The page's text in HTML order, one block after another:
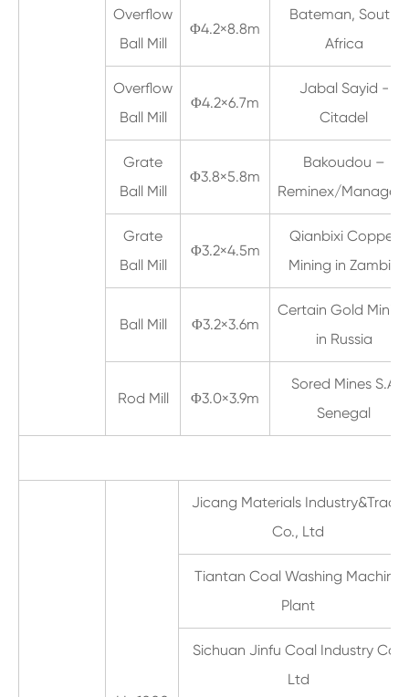
Overflow
Ball Mill
Φ4.2×8.8m
Bateman, South
Africa
Overflow
Ball Mill
Φ4.2×6.7m
Jabal Sayid -
Citadel
Grate
Ball Mill
Φ3.8×5.8m
Bakoudou –
Reminex/Managem
Grate
Ball Mill
Φ3.2×4.5m
Qianbixi Copper
Mining in Zambia
Ball Mill Φ3.2×3.6m
Certain Gold Mining
in Russia
Rod Mill Φ3.0×3.9m
Sored Mines S.A
Senegal
Jicang Materials Industry&Trade
Co., Ltd
Tiantan Coal Washing Machine
Plant
Sichuan Jinfu Coal Industry Co.,
Ltd